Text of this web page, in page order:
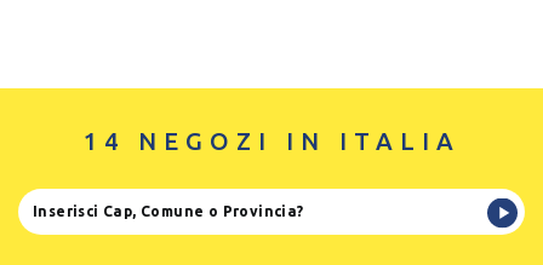
14 NEGOZI IN ITALIA